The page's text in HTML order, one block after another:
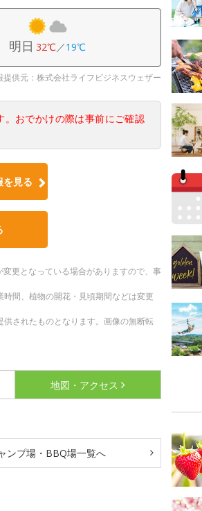
明日 32℃／19℃
提供元：株式会社ライフビジネスウェザー
おでかけの際は事前にご確認
を見る
更となっている場合がありますので、事
間、植物の開花・見頃期間などは変更
されたものとなります。画像の無断転
地図・アクセス
ンプ場・BBQ場一覧へ